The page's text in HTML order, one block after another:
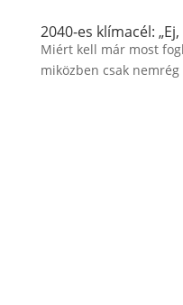
2040-es klímacél:
Miért kell már most
miközben csak